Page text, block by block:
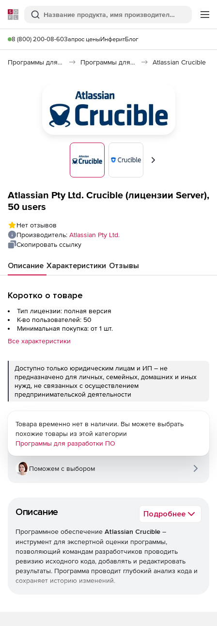
Softline
Поиск
8 (800) 200-08-60Запрос ценыИнферитБлог
Программы для программирования Программы для разработки ПО Atlassian Crucible
Вперед
Atlassian Pty Ltd. Crucible (лицензии Server),
50 users
Нет отзывов
Производитель: Atlassian Pty Ltd.
Скопировать ссылку
Описание Характеристики Отзывы
Коротко о товаре
Тип лицензии: полная версия
К-во пользователей: 50
Минимальная покупка: от 1 шт.
Все характеристики
Доступно только юридическим лицам и ИП – не
предназначено для личных, семейных, домашних и иных
нужд, не связанных с осуществлением
предпринимательской деятельности
Описание Подробнее
Программное обеспечение Atlassian Crucible –
инструмент для экспертной оценки программы,
позволяющий командам разработчиков проводить
ревизию исходного кода, добавлять и редактировать
результаты. Программа проводит глубокий анализ кода и
сохраняет историю изменений.
Товара временно нет в наличии. Вы можете выбрать
похожие товары из этой категории
Программы для разработки ПО
Поможем с выбором